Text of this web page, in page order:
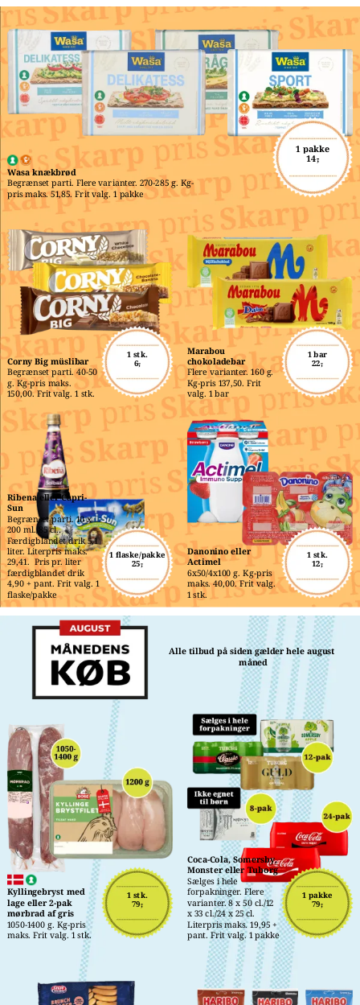
1 pakke
14,-
Wasa knækbrød
Begrænset parti. Flere varianter. 270-285 g. Kg-
pris maks. 51,85. Frit valg. 1 pakke
1 stk.
6,-
Corny Big müslibar
Begrænset parti. 40-50
g. Kg-pris maks.
150,00. Frit valg. 1 stk.
1 bar
22,-
Marabou
chokoladebar
Flere varianter. 160 g.
Kg-pris 137,50. Frit
valg. 1 bar
1 flaske/pakke
25,-
Ribena eller Capri-
Sun
Begrænset parti. 10 x
200 ml./85 cl..
Færdigblandet drik 5,1
liter. Literpris maks.
29,41.  Pris pr. liter
færdigblandet drik
4,90 + pant. Frit valg. 1
flaske/pakke
1 stk.
12,-
Danonino eller
Actimel
6x50/4x100 g. Kg-pris
maks. 40,00. Frit valg.
1 stk.
1 stk.
79,-
Kyllingebryst med
lage eller 2-pak
mørbrad af gris
1050-1400 g. Kg-pris
maks. Frit valg. 1 stk.
1 pakke
79,-
Coca-Cola, Somersby,
Monster eller Tuborg
Sælges i hele
forpakninger. Flere
varianter. 8 x 50 cl./12
x 33 cl./24 x 25 cl.
Literpris maks. 19,95 +
pant. Frit valg. 1 pakke
Alle tilbud på siden gælder hele august
måned